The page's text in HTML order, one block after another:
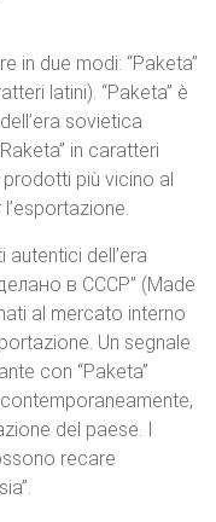
in due modi: “Paketa”
latini). “Paketa” è
sovietica
in caratteri
più vicino al
autentici dell’era
в CCCP” (Made
al mercato interno
Un segnale
con “Paketa”
del paese. I
recare